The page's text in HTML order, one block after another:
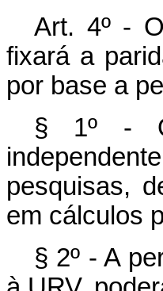
Art. 4º -
fixará a
por base a
§ 1º - O
pesquisas,
em cálculos
§ 2º - A